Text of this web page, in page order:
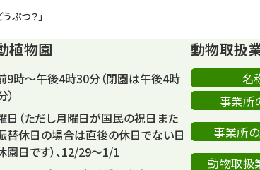
ぶつ？」
植物園
9時～午後4時30分（閉園は午後4時
）
日（ただし月曜日が国民の祝日また
替休日の場合は直後の休日でない日
園日です）、12/29～1/1
動物取扱
名
事業所
事業所
動物取扱